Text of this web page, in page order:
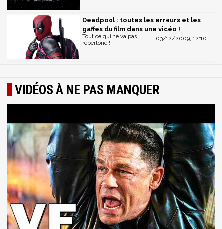
Deadpool : toutes les erreurs et les
gaffes du film dans une vidéo !
03/12/2009, 12:10
Tout ce qui ne va pas
répertorié !
VIDÉOS À NE PAS MANQUER